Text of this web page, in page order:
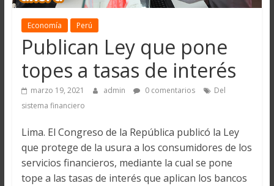
Economía Perú
Publican Ley que pone
topes a tasas de interés
marzo 19, 2021 admin 0 comentarios
Del
sistema financiero
Lima. El Congreso de la República publicó la Ley
que protege de la usura a los consumidores de los
servicios financieros, mediante la cual se pone
tope a las tasas de interés que aplican los bancos